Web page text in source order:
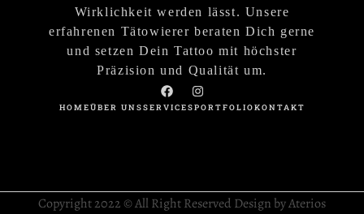
Wirklichkeit werden lässt. Unsere
erfahrenen Tätowierer beraten Dich gerne
und setzen Dein Tattoo mit höchster
Präzision und Qualität um.
HOMEÜBER UNSSERVICESPORTFOLIOKONTAKT
Copyright 2022 © All Right Reserved Design by Aterios